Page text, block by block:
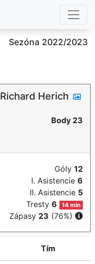
Sezóna 2022/2023
Richard Herich
Body 23
Góly 12
I. Asistencie 6
II. Asistencie 5
Tresty6 14 min
Zápasy 23 (76%)
Tím